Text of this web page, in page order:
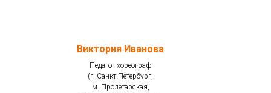
Виктория Иванова
Педагог-хореограф
(г. Санкт-Петербург,
м. Пролетарская,